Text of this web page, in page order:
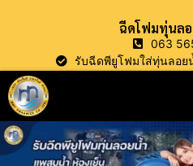
ฉีดโฟมทุ่นล
063
รับฉีดพียูโฟมใส่ทุ่นลอย